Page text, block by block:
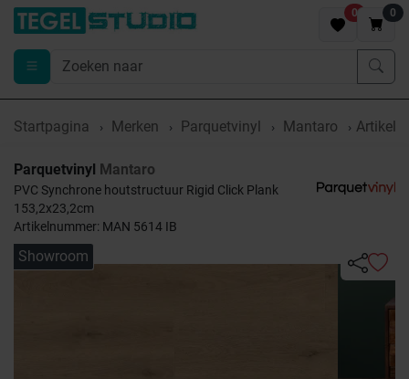
0 0
Startpagina Merken Parquetvinyl Mantaro
Parquetvinyl Mantaro
PVC Synchrone houtstructuur Rigid Click Plank
153,2x23,2cm
Artikelnummer: MAN 5614 IB
Showroom